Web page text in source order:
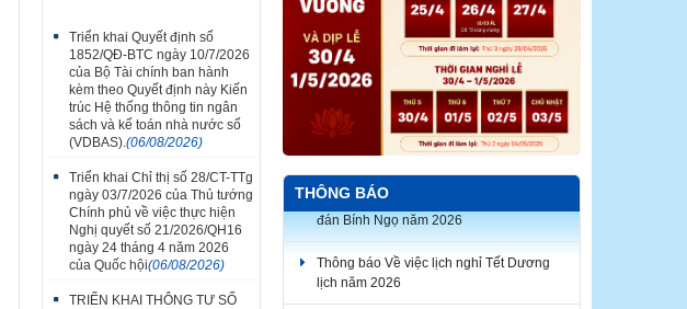
Triển khai Quyết định số
1852/QĐ-BTC ngày 10/7/2026
của Bộ Tài chính ban hành
kèm theo Quyết định này Kiến
trúc Hệ thống thông tin ngân
sách và kế toán nhà nước số
(VDBAS).(06/08/2026)
Triển khai Chỉ thị số 28/CT-TTg
ngày 03/7/2026 của Thủ tướng
Chính phủ về việc thực hiện
Nghị quyết số 21/2026/QH16
ngày 24 tháng 4 năm 2026
của Quốc hội(06/08/2026)
TRIỂN KHAI THÔNG TƯ SỐ
THÔNG BÁO
Thông báo Về việc lịch nghỉ Tết Dương
Đề nghị thực hiện các chế độ báo cáo